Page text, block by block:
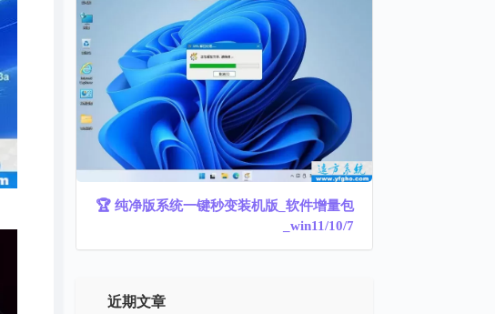
🏆 纯净版系统一键秒变装机版_软件增量包
_win11/10/7
近期文章